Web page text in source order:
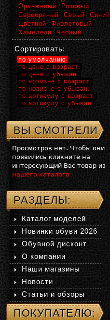
Оранжевый
Розовый
Серебряный
Серый
Синий
Цветной
Фиолетовый
Хамелеон
Черный
Сортировать:
по умолчанию
по цене с возраст.
по цене с убыван.
по новизне с возраст.
по новизне с убыван.
по артикулу с возраст.
по артикулу с убыван.
ВЫ СМОТРЕЛИ
Просмотров нет. Чтобы они
появились кликните на
интересующий Вас товар из
нашего каталога
РАЗДЕЛЫ:
Каталог моделей
Новинки обуви 2026
Обувной дисконт
О компании
Наши магазины
Новости
Статьи и обзоры
ПОКУПАТЕЛЮ: